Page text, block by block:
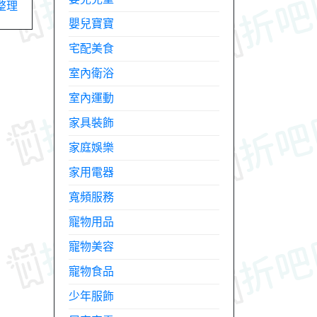
理
嬰兒寶寶
宅配美食
室內衛浴
室內運動
家具裝飾
家庭娛樂
家用電器
寬頻服務
寵物用品
寵物美容
寵物食品
少年服飾